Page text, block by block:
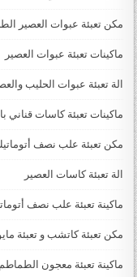
مكن تعبئة عبوات العصير
ماكينات تعبئة عبوات العصير
الة تعبئة عبوات الحليب
ماكينات تعبئة كاسات قناني
مكن تعبئة علب نصف
الة تعبئة كاسات العصير
ماكينة تعبئة علب نصف
مكن تعبئة كاتشب و تعبئة
ماكينة تعبئة معجون الطماطم